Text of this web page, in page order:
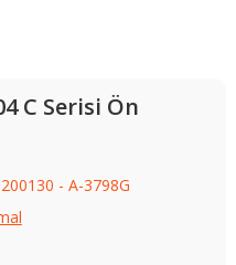
C Serisi Ön
- A-3798G